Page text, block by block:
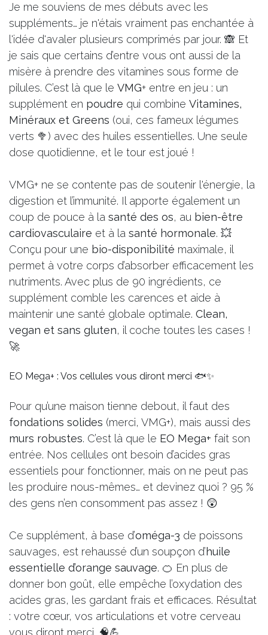
Je me souviens de mes débuts avec les
suppléments… je n'étais vraiment pas enchantée à
l'idée d'avaler plusieurs comprimés par jour. 🙈 Et
je sais que certains d’entre vous ont aussi de la
misère à prendre des vitamines sous forme de
pilules. C’est là que le VMG+ entre en jeu : un
supplément en poudre qui combine Vitamines,
Minéraux et Greens (oui, ces fameux légumes
verts 🥦) avec des huiles essentielles. Une seule
dose quotidienne, et le tour est joué !
VMG+ ne se contente pas de soutenir l'énergie, la
digestion et l’immunité. Il apporte également un
coup de pouce à la santé des os, au bien-être
cardiovasculaire et à la santé hormonale. 💥
Conçu pour une bio-disponibilité maximale, il
permet à votre corps d’absorber efficacement les
nutriments. Avec plus de 90 ingrédients, ce
supplément comble les carences et aide à
maintenir une santé globale optimale. Clean,
vegan et sans gluten, il coche toutes les cases !
🚀
EO Mega+ : Vos cellules vous diront merci 🐟✨
Pour qu’une maison tienne debout, il faut des
fondations solides (merci, VMG+), mais aussi des
murs robustes. C’est là que le EO Mega+ fait son
entrée. Nos cellules ont besoin d’acides gras
essentiels pour fonctionner, mais on ne peut pas
les produire nous-mêmes… et devinez quoi ? 95 %
des gens n’en consomment pas assez ! 😲
Ce supplément, à base d’oméga-3 de poissons
sauvages, est rehaussé d’un soupçon d’huile
essentielle d’orange sauvage. 🍊 En plus de
donner bon goût, elle empêche l’oxydation des
acides gras, les gardant frais et efficaces. Résultat
: votre cœur, vos articulations et votre cerveau
vous diront merci. 🧠💪